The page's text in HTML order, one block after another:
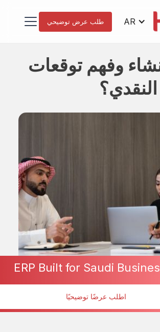
AR طلب عرض توضيحي
ERP Built for Saudi
اطلب عرضًا توضيحيًا
وفهم توقعات
النقدي؟